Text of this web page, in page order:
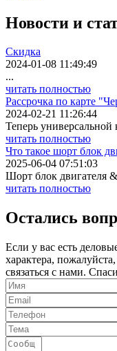
Новости и
Скидка
2024-01-08 11:49:49
...
читать полностью
Рассрочка по карте
2024-02-21 11:26:44
Теперь
читать полностью
Что такое шорт блок
2025-06-04 07:51:03
Шорт блок двигателя
читать полностью
Остались
Если у вас есть
характера,
связаться с нами.